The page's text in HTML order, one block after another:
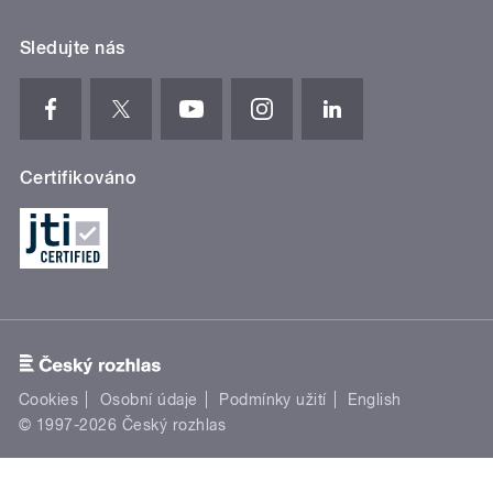
Sledujte nás
Certifikováno
Cookies Osobní údaje Podmínky užití
English
© 1997-2026 Český rozhlas